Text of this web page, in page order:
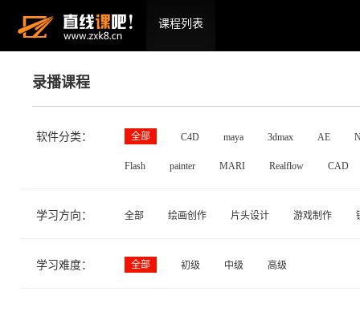
课程列表
录播课程
软件分类： 全部 C4D maya 3dmax AE
Flash painter MARI Realflow CAD
学习方向： 全部 绘画创作 片头设计 游戏制作
学习难度： 全部 初级 中级 高级